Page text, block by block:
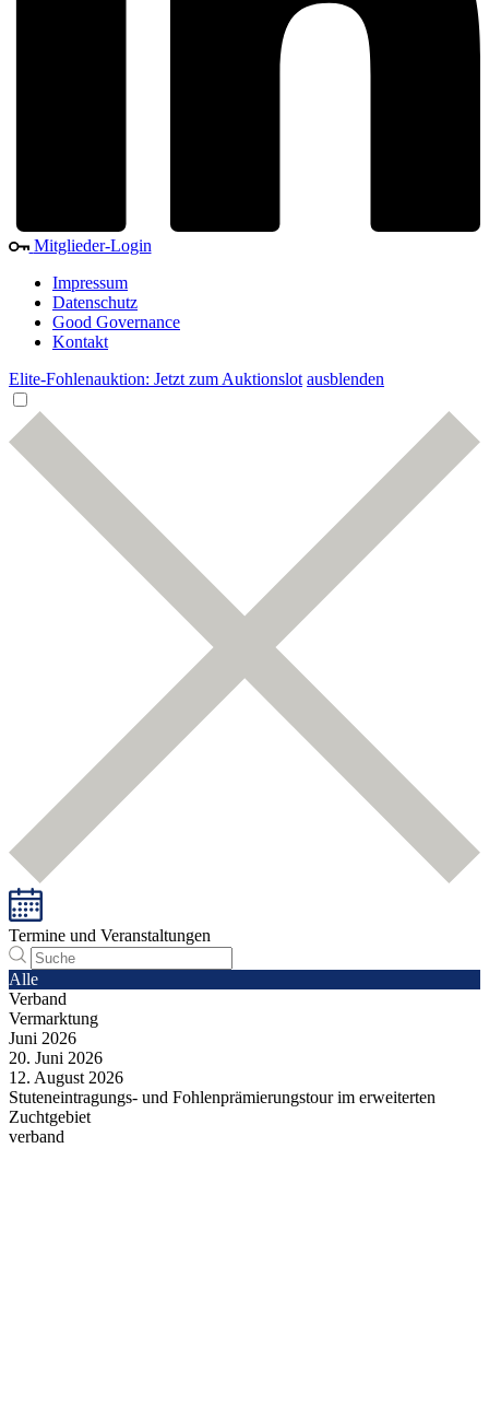
Mitglieder-Login
Impressum
Datenschutz
Good Governance
Kontakt
Elite-Fohlenauktion: Jetzt zum Auktionslot ausblenden
Termine und Veranstaltungen
Alle
Verband
Vermarktung
Juni 2026
20. Juni 2026
12. August 2026
Stuteneintragungs- und Fohlenprämierungstour im erweiterten
Zuchtgebiet
verband